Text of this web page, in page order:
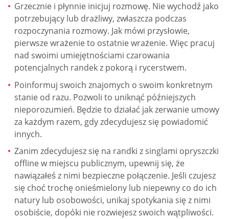
Grzecznie i płynnie inicjuj rozmowę. Nie wychodź jako
potrzebujący lub drażliwy, zwłaszcza podczas
rozpoczynania rozmowy. Jak mówi przysłowie,
pierwsze wrażenie to ostatnie wrażenie. Więc pracuj
nad swoimi umiejętnościami czarowania
potencjalnych randek z pokorą i rycerstwem.
Poinformuj swoich znajomych o swoim konkretnym
stanie od razu. Pozwoli to uniknąć późniejszych
nieporozumień. Będzie to działać jak zerwanie umowy
za każdym razem, gdy zdecydujesz się powiadomić
innych.
Zanim zdecydujesz się na randki z singlami opryszczki
offline w miejscu publicznym, upewnij się, że
nawiązałeś z nimi bezpieczne połączenie. Jeśli czujesz
się choć trochę onieśmielony lub niepewny co do ich
natury lub osobowości, unikaj spotykania się z nimi
osobiście, dopóki nie rozwiejesz swoich wątpliwości.